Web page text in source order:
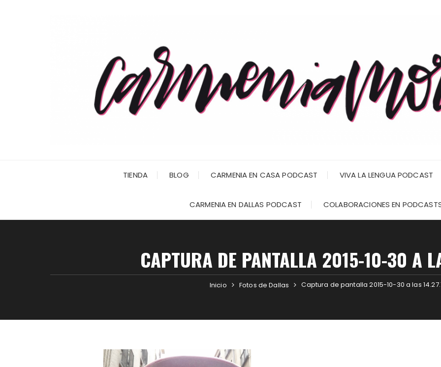
TIENDA BLOG CARMENIA EN CASA PODCAST VIVA LA LENGUA PODCAST
CARMENIA EN DALLAS PODCAST COLABORACIONES EN
CAPTURA DE PANTALLA 2015-10-30 A
Inicio Fotos de Dallas Captura de pantalla 2015-10-30 a las